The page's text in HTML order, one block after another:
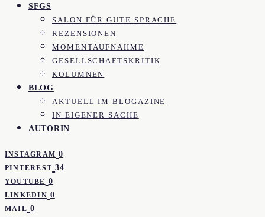
SFGS
SALON FÜR GUTE SPRACHE
REZENSIONEN
MOMENTAUFNAHME
GESELLSCHAFTSKRITIK
KOLUMNEN
BLOG
AKTUELL IM BLOGAZINE
IN EIGENER SACHE
AUTORIN
INSTAGRAM 0
PINTEREST 34
YOUTUBE 0
LINKEDIN 0
MAIL 0